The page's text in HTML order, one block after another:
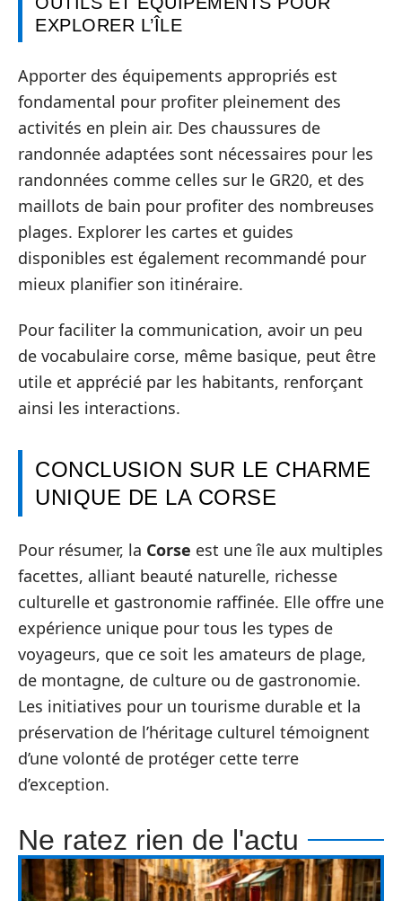
EXPLORER L’ÎLE
Apporter des équipements appropriés est
fondamental pour profiter pleinement des
activités en plein air. Des chaussures de
randonnée adaptées sont nécessaires pour les
randonnées comme celles sur le GR20, et des
maillots de bain pour profiter des nombreuses
plages. Explorer les cartes et guides
disponibles est également recommandé pour
mieux planifier son itinéraire.
Pour faciliter la communication, avoir un peu
de vocabulaire corse, même basique, peut être
utile et apprécié par les habitants, renforçant
ainsi les interactions.
CONCLUSION SUR LE CHARME
UNIQUE DE LA CORSE
Pour résumer, la Corse est une île aux multiples
facettes, alliant beauté naturelle, richesse
culturelle et gastronomie raffinée. Elle offre une
expérience unique pour tous les types de
voyageurs, que ce soit les amateurs de plage,
de montagne, de culture ou de gastronomie.
Les initiatives pour un tourisme durable et la
préservation de l’héritage culturel témoignent
d’une volonté de protéger cette terre
d’exception.
Ne ratez rien de l'actu